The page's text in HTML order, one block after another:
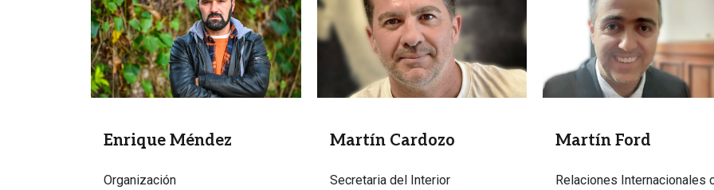
Enrique Méndez
Organización
Martín Cardozo
Secretaria del Interior
Martín Ford
Relaciones Internacionales